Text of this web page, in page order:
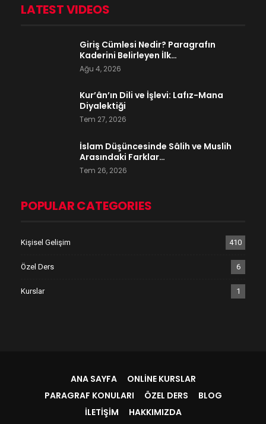
LATEST VIDEOS
Giriş Cümlesi Nedir? Paragrafın
Kaderini Belirleyen İlk…
Ağu 4, 2026
Kur’ân’ın Dili ve İşlevi: Lafız-Mana
Diyalektiği
Tem 27, 2026
İslam Düşüncesinde Sâlih ve Muslih
Arasındaki Farklar…
Tem 26, 2026
POPULAR CATEGORIES
Kişisel Gelişim 410
Özel Ders 6
Kurslar 1
ANA SAYFA
ONLINE KURSLAR
PARAGRAF KONULARI
ÖZEL DERS
BLOG
İLETIŞIM
HAKKIMIZDA